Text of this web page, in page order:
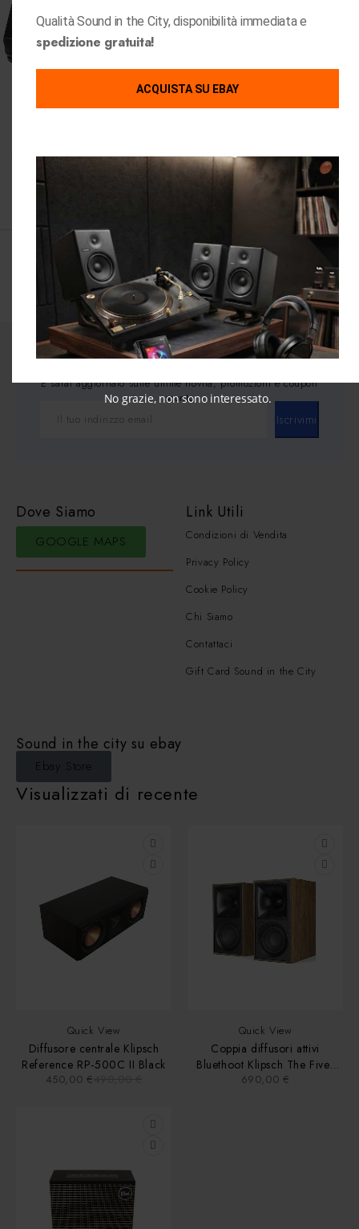
Quick View
Giradischi a Trazione Diretta
Manuale - EX DEMO
,
349,00
Cablate
Cuffie
Ultimi Pezzi
Visualizzazione di 1-12 di 152 risultati
1
2 3 4 … 11 12 13
Iscriviti alla nostra Newsletter
E sarai aggiornato sulle ultime novità, promozioni e coupon
sconto
Iscrivimi
Dove Siamo
GOOGLE MAPS
Link Utili
Condizioni di Vendita
Privacy Policy
Cookie Policy
Chi Siamo
Contattaci
Gift Card Sound in the City
Sound in the city su ebay
Ebay Store
Visualizzati di recente
Quick View
Diffusore centrale Klipsch
Reference RP-500C II Black
450,00 €
Quick View
Coppia diffusori attivi
Bluethoot Klipsch The Fives
Noce
690,00 €
Qualità Sound in the City, disponibilità immediata e
spedizione gratuita!
ACQUISTA SU EBAY
No grazie, non sono interessato.